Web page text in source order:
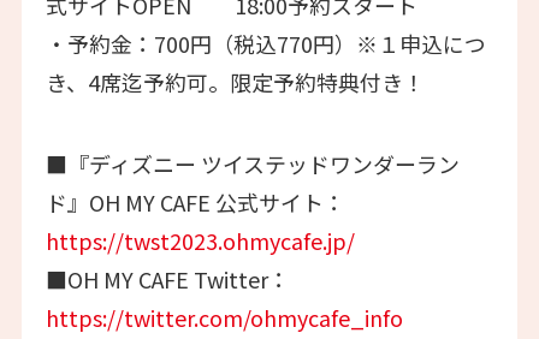
・予約金：700円（税込770円）※１申込につ
き、4席迄予約可。限定予約特典付き！
■『ディズニー ツイステッドワンダーラン
ド』OH MY CAFE 公式サイト：
https://twst2023.ohmycafe.jp/
■OH MY CAFE Twitter：
https://twitter.com/ohmycafe_info